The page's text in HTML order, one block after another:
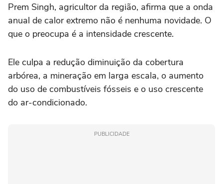
Prem Singh, agricultor da região, afirma que a onda
anual de calor extremo não é nenhuma novidade. O
que o preocupa é a intensidade crescente.
Ele culpa a redução diminuição da cobertura
arbórea, a mineração em larga escala, o aumento
do uso de combustíveis fósseis e o uso crescente
do ar-condicionado.
PUBLICIDADE